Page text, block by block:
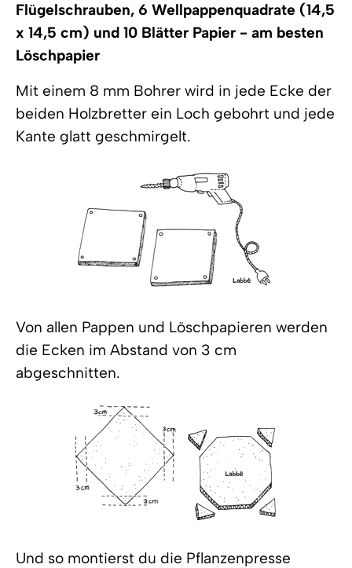
Flügelschrauben, 6 Wellpappenquadrate (14,5
x 14,5 cm) und 10 Blätter Papier - am besten
Löschpapier
Mit einem 8 mm Bohrer wird in jede Ecke der
beiden Holzbretter ein Loch gebohrt und jede
Kante glatt geschmirgelt.
Von allen Pappen und Löschpapieren werden
die Ecken im Abstand von 3 cm
abgeschnitten.
Und so montierst du die Pflanzenpresse